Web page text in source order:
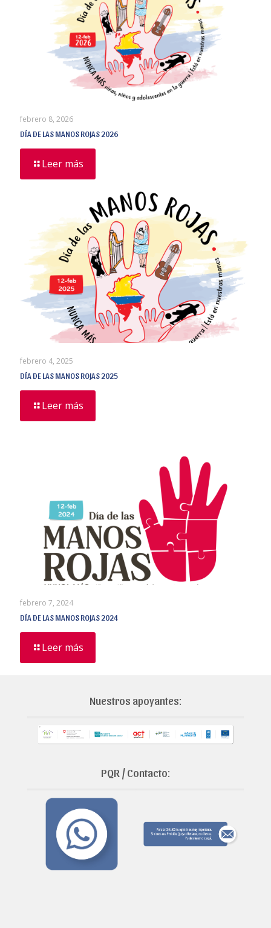
febrero 8, 2026
DÍA DE LAS MANOS ROJAS 2026
Leer más
febrero 4, 2025
DÍA DE LAS MANOS ROJAS 2025
Leer más
febrero 7, 2024
DÍA DE LAS MANOS ROJAS 2024
Leer más
Nuestros apoyantes:
PQR / Contacto: